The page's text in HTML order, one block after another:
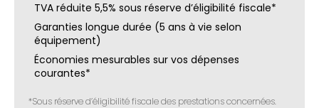
TVA réduite 5,5% sous réserve d’éligibilité fiscale*
Garanties longue durée (5 ans à vie selon
équipement)
Économies mesurables sur vos dépenses
courantes*
*Sous réserve d’éligibilité fiscale des prestations concernées.